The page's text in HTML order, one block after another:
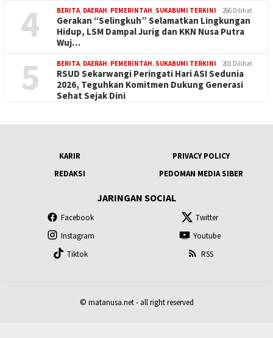
4 BERITA, DAERAH, PEMERINTAH, SUKABUMI TERKINI 266 Dilihat
Gerakan “Selingkuh” Selamatkan Lingkungan
Hidup, LSM Dampal Jurig dan KKN Nusa Putra
Wuj…
5 BERITA, DAERAH, PEMERINTAH, SUKABUMI TERKINI 201 Dilihat
RSUD Sekarwangi Peringati Hari ASI Sedunia
2026, Teguhkan Komitmen Dukung Generasi
Sehat Sejak Dini
KARIR
PRIVACY POLICY
REDAKSI
PEDOMAN MEDIA SIBER
JARINGAN SOCIAL
Facebook
Twitter
Instagram
Youtube
Tiktok
RSS
© matanusa.net - all right reserved